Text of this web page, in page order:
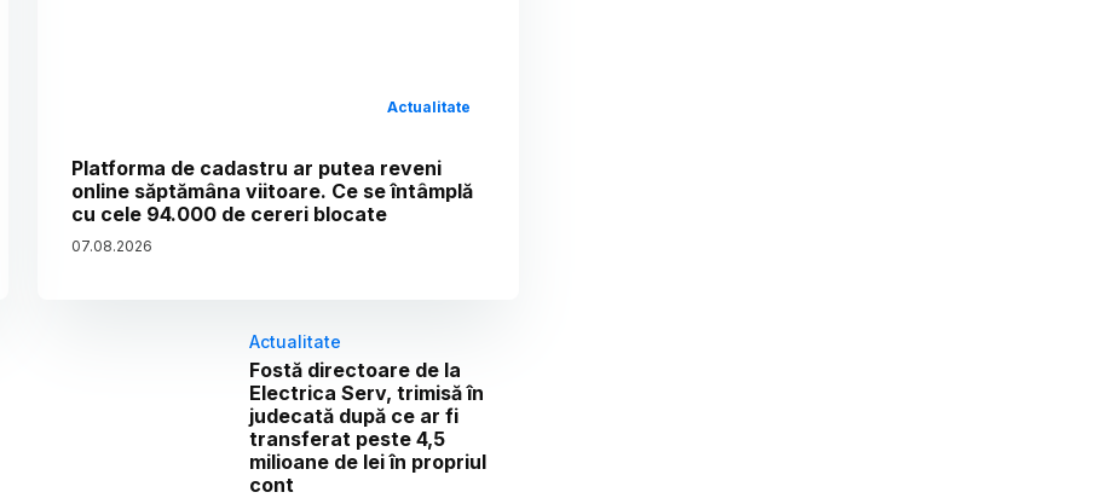
Actualitate
Platforma de cadastru ar putea reveni
online săptămâna viitoare. Ce se întâmplă
cu cele 94.000 de cereri blocate
07.08.2026
Actualitate
Fostă directoare de la
Electrica Serv, trimisă în
judecată după ce ar fi
transferat peste 4,5
milioane de lei în propriul
cont